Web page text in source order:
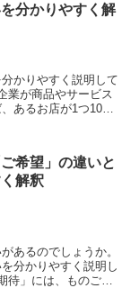
分かりやすく解
かりやすく説明して
業が商品やサービス
あるお店が1つ1000
希望」の違いと
解釈
あるのでしょうか。
分かりやすく説明し
」には、ものごと